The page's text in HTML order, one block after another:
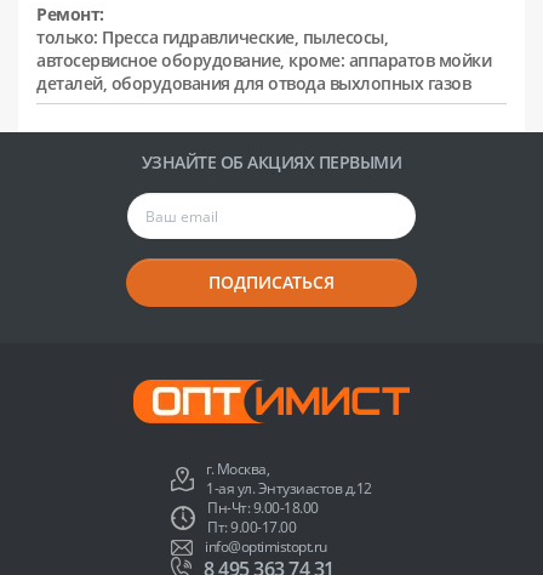
Ремонт:
только: Пресса гидравлические, пылесосы,
автосервисное оборудование, кроме: аппаратов мойки
деталей, оборудования для отвода выхлопных газов
УЗНАЙТЕ ОБ АКЦИЯХ ПЕРВЫМИ
ПОДПИСАТЬСЯ
г. Москва,
1-ая ул. Энтузиастов д.12
Пн-Чт: 9.00-18.00
Пт: 9.00-17.00
info@optimistopt.ru
8 495 363 74 31